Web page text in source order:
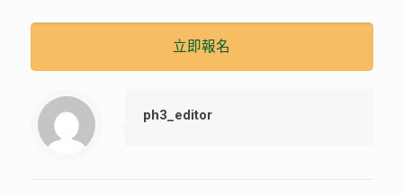
立即報名
ph3_editor